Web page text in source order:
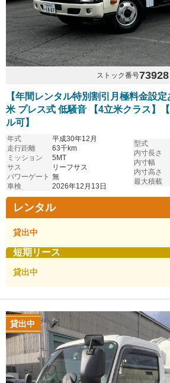
ストック番号73928
【年間レンタル特別割引月極料金設
米 プレス式 低騒音 【4立米クラス】
ル可】
年式
平成30年12月
走行距離
63千km
ミッション
5MT
サス
リーフサス
パワーゲート 無
車検
2026年12月13日
型式
内寸長さ
内寸幅
内寸高さ
最大積載
レンタル
貸出中
短期リース
貸出中
貸出中